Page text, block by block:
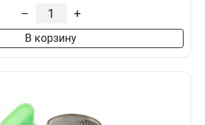
– +
В корзину